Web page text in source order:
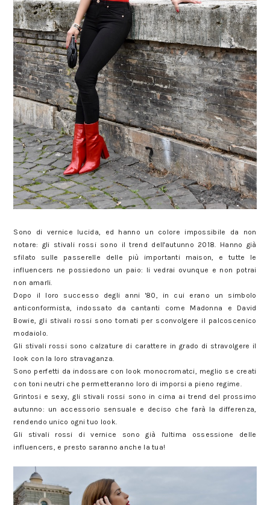
Sono di vernice lucida, ed hanno un colore impossibile da non
notare: gli stivali rossi sono il trend dell'autunno 2018. Hanno già
sfilato sulle passerelle delle più importanti maison, e tutte le
influencers ne possiedono un paio: li vedrai ovunque e non potrai
non amarli.
Dopo il loro successo degli anni '80, in cui erano un simbolo
anticonformista, indossato da cantanti come Madonna e David
Bowie, gli stivali rossi sono tornati per sconvolgere il palcoscenico
modaiolo.
Gli stivali rossi sono calzature di carattere in grado di stravolgere il
look con la loro stravaganza.
Sono perfetti da indossare con look monocromatci, meglio se creati
con toni neutri che permetteranno loro di imporsi a pieno regime.
Grintosi e sexy, gli stivali rossi sono in cima ai trend del prossimo
autunno: un accessorio sensuale e deciso che farà la differenza,
rendendo unico ogni tuo look.
Gli stivali rossi di vernice sono già l'ultima ossessione delle
influencers, e presto saranno anche la tua!